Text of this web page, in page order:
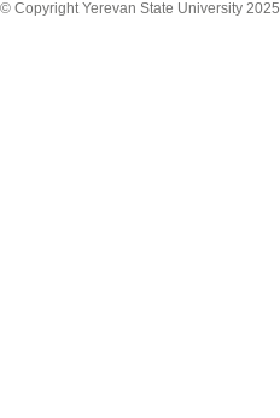
© Copyright Yerevan State University 2025